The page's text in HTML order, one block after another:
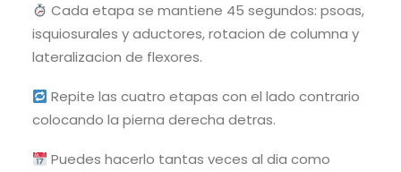
Cada etapa se mantiene 45 segundos: psoas,
isquiosurales y aductores, rotacion de columna y
lateralizacion de flexores.
Repite las cuatro etapas con el lado contrario
colocando la pierna derecha detras.
Puedes hacerlo tantas veces al dia como